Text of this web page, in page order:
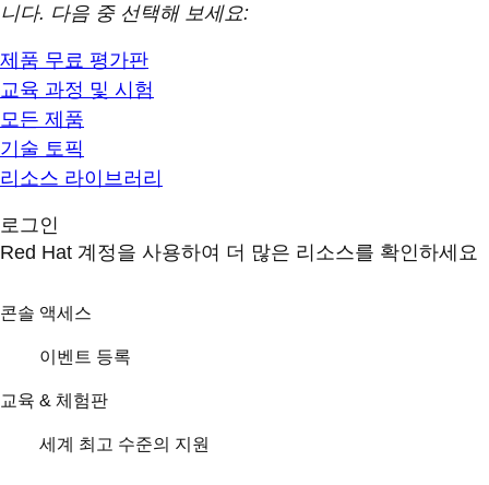
니다. 다음 중 선택해 보세요:
제품 무료 평가판
교육 과정 및 시험
모든 제품
기술 토픽
리소스 라이브러리
로그인
Red Hat 계정을 사용하여 더 많은 리소스를 확인하세요
콘솔 액세스
이벤트 등록
교육 & 체험판
세계 최고 수준의 지원